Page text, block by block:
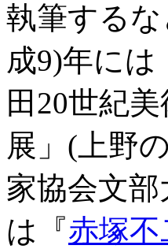
執筆する
成9)年に
田20世紀
展」(上野
家協会文
は『赤塚不